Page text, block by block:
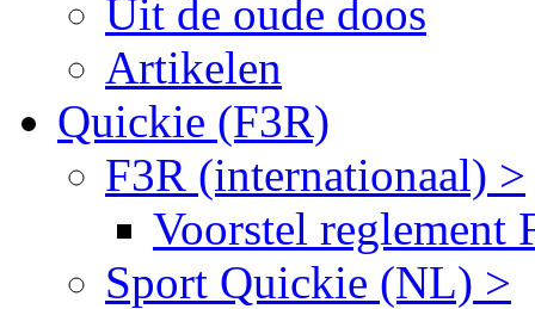
Uit de oude doos
Artikelen
Quickie (F3R)
F3R (internationaal) >
Voorstel reglement
Sport Quickie (NL) >